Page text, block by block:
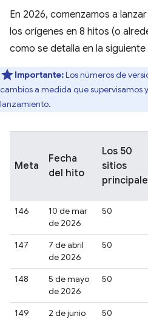
En 2026, comenzamos a
los orígenes en 8 hitos (o
como se detalla en la siguiente
Importante:Los números de
cambios a medida que supervisamos
lanzamiento.
Meta
Fecha
del hito
Los 50
sitios
146
10 de mar
de 2026
50
147
7 de abril
de 2026
50
148
5 de mayo
de 2026
50
149
2 de junio
50